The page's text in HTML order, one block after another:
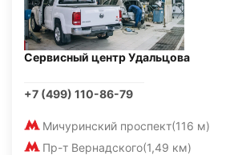
Сервисный центр Удальцова
+7 (499) 110-86-79
Мичуринский проспект(116 м)
Пр-т Вернадского(1,49 км)